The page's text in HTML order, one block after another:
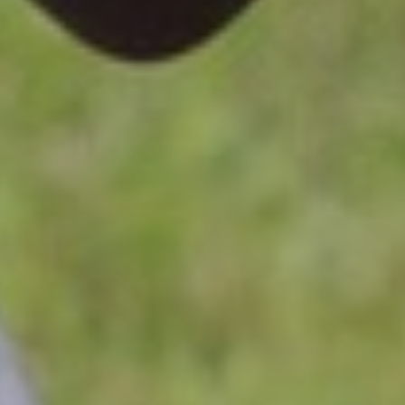
Prochaines